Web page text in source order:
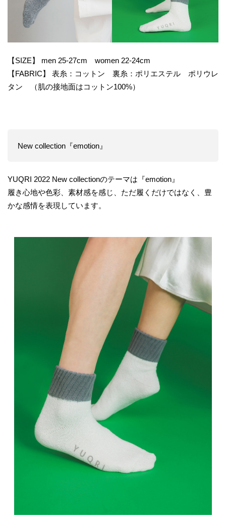
【SIZE】 men 25-27cm women 22-24cm
【FABRIC】 表糸：コットン 裏糸：ポリエステル ポリウレ
タン （肌の接地面はコットン100%）
New collection『emotion』
YUQRI 2022 New collectionのテーマは『emotion』
履き心地や色彩、素材感を感じ、ただ履くだけではなく、豊
かな感情を表現しています。